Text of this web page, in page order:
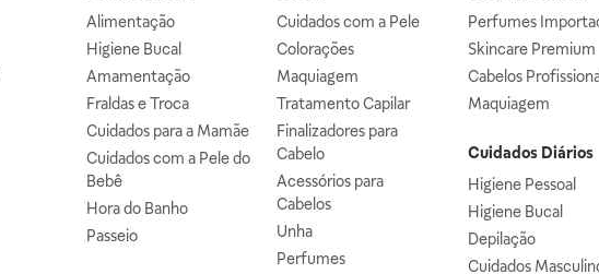
Alimentação
Higiene Bucal
Amamentação
Fraldas e Troca
Cuidados para a Mamãe
Cuidados com a Pele do
Bebê
Hora do Banho
Passeio
Cuidados com a Pele
Colorações
Maquiagem
Tratamento Capilar
Finalizadores para
Cabelo
Acessórios para
Cabelos
Unha
Perfumes
Perfumes
Skincare Premium
Cabelos
Maquiagem
Cuidados Diários
Higiene Pessoal
Higiene Bucal
Depilação
Cuidados